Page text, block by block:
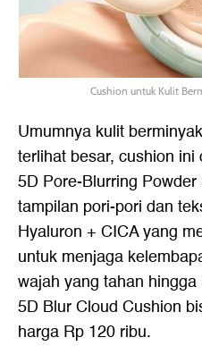
Cushion untuk Kulit
Umumnya kulit
terlihat besar, cushion
5D Pore-Blurring
tampilan pori-pori dan
Hyaluron + CICA yang
untuk menjaga
wajah yang tahan
5D Blur Cloud Cushion
harga Rp 120 ribu.